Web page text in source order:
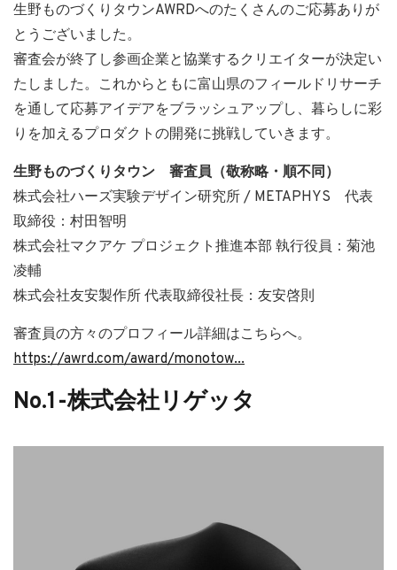
生野ものづくりタウンAWRDへのたくさんのご応募ありが
とうございました。
審査会が終了し参画企業と協業するクリエイターが決定い
たしました。これからともに富山県のフィールドリサーチ
を通して応募アイデアをブラッシュアップし、暮らしに彩
りを加えるプロダクトの開発に挑戦していきます。
生野ものづくりタウン 審査員（敬称略・順不同）
株式会社ハーズ実験デザイン研究所 / METAPHYS 代表
取締役：村田智明
株式会社マクアケ プロジェクト推進本部 執行役員：菊池
凌輔
株式会社友安製作所 代表取締役社長：友安啓則
審査員の方々のプロフィール詳細はこちらへ。
https://awrd.com/award/monotow...
No.1-株式会社リゲッタ